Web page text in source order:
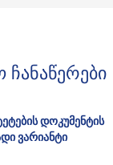
დოკუმენტის
ვარიანტი